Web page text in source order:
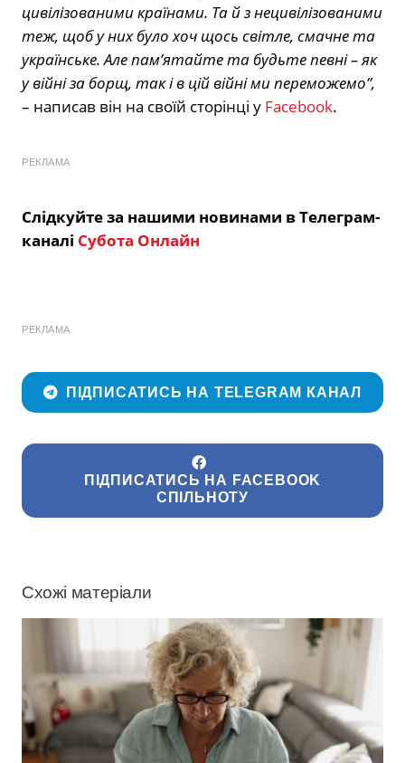
цивілізованими країнами. Та й з нецивілізованими
теж, щоб у них було хоч щось світле, смачне та
українське. Але пам’ятайте та будьте певні – як
у війні за борщ, так і в цій війні ми переможемо”,
– написав він на своїй сторінці у Facebook.
РЕКЛАМА
Слідкуйте за нашими новинами в Телеграм-
каналі Субота Онлайн
РЕКЛАМА
ПІДПИСАТИСЬ НА TELEGRAM КАНАЛ
ПІДПИСАТИСЬ НА FACEBOOK
СПІЛЬНОТУ
Схожі матеріали